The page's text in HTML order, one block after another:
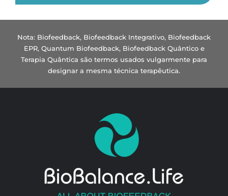
Nota: Biofeedback, Biofeedback Integrativo, Biofeedback
EPR, Quantum Biofeedback, Biofeedback Quântico e
Terapia Quântica são termos usados vulgarmente para
designar a mesma técnica terapêutica.